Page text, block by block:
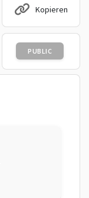
Kopieren
PUBLIC